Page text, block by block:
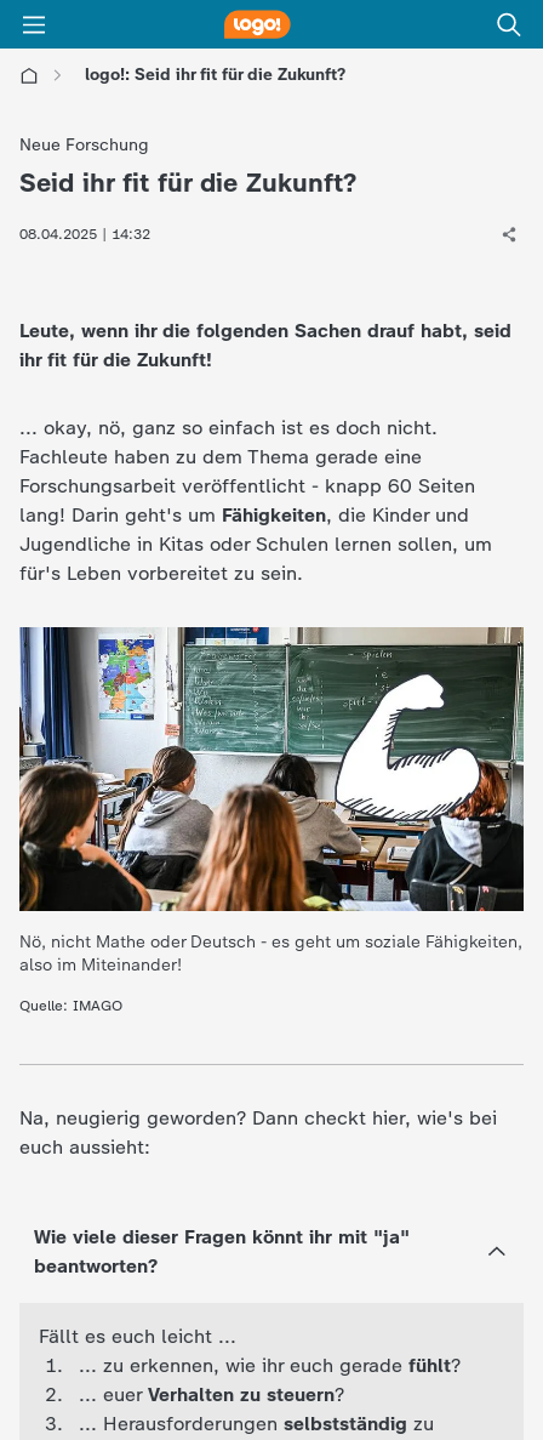
logo!: Seid ihr fit für die Zukunft?
o
g
d
K
n
d
e
n
a
Neue Forschung
:
Seid ihr fit für die Zukunft?
08.04.2025 | 14:32
Leute, wenn ihr die folgenden Sachen drauf habt, seid
ihr fit für die Zukunft!
... okay, nö, ganz so einfach ist es doch nicht.
Fachleute haben zu dem Thema gerade eine
Forschungsarbeit veröffentlicht - knapp 60 Seiten
lang! Darin geht's um Fähigkeiten, die Kinder und
Jugendliche in Kitas oder Schulen lernen sollen, um
für's Leben vorbereitet zu sein.
Nö, nicht Mathe oder Deutsch - es geht um soziale Fähigkeiten,
also im Miteinander!
Quelle: IMAGO
Na, neugierig geworden? Dann checkt hier, wie's bei
euch aussieht:
Wie viele dieser Fragen könnt ihr mit "ja"
beantworten?
Fällt es euch leicht ...
... zu erkennen, wie ihr euch geradefühlt?
... euerVerhalten zu steuern?
... Herausforderungenselbstständigzu